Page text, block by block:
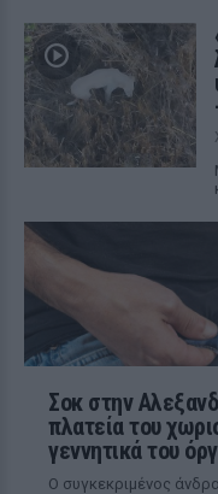
Σοκ στην
πλατεία του
γεννητικά του
Ο συγκεκριμένος